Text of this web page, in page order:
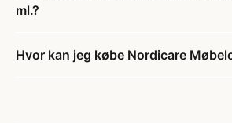
ml.?
Hvor kan jeg købe Nordicare